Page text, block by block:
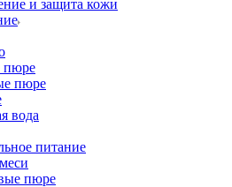
и защита кожи
пюре
пюре
вода
питание
пюре